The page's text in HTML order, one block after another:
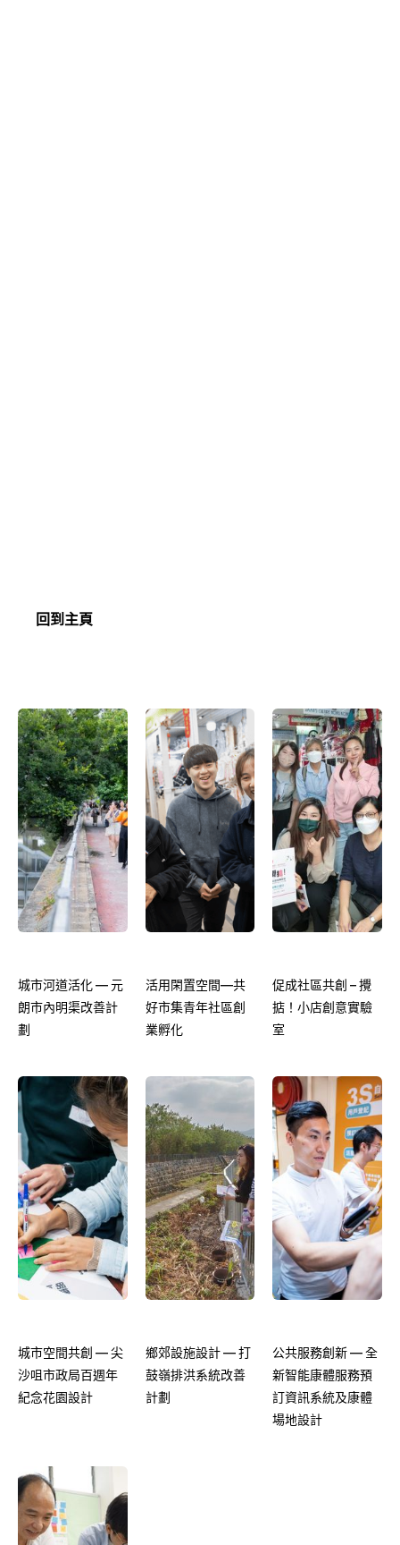
回到主頁
樣
城市河道活化 — 元
朗市內明渠改善計
劃
活用閑置空間—共
好市集青年社區創
業孵化
促成社區共創 – 攪
掂！小店創意實驗
室
城市空間共創 — 尖
沙咀市政局百週年
紀念花園設計
鄉郊設施設計 — 打
鼓嶺排洪系統改善
計劃
公共服務創新 — 全
新智能康體服務預
訂資訊系統及康體
場地設計